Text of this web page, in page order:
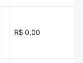
R$ 0,00